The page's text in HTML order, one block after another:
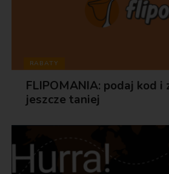
RABATY
FLIPOMANIA: podaj kod
jeszcze taniej